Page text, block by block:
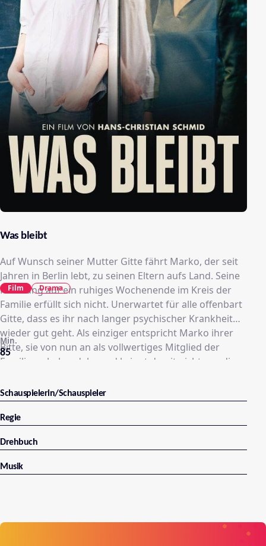
Was bleibt
Auf Wunsch seiner Mutter Gitte fährt Marko, der seit
Jahren in Berlin lebt, zu seinen Eltern aufs Land. Seine
Hoffnung auf ein ruhiges Wochenende im Kreis der
Familie erfüllt sich nicht. Unerwartet für alle offenbart
Gitte, dass es ihr nach langer psychischer Krankheit
wieder gut geht. Als einziger entspricht Marko ihrer
Bitte, sie von nun an als vollwertiges Mitglied der
Familie zu behandeln, und bringt damit nicht nur die
aus dem Gleichgewicht.
85
Min.
Film Drama
Schauspielerin/Schauspieler
Regie
Drehbuch
Musik